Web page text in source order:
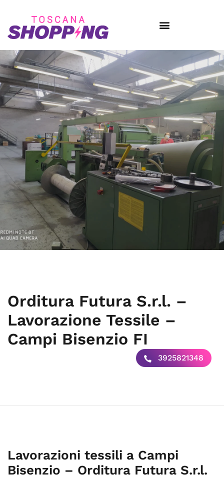
Orditura Futura S.r.l. –
Lavorazione Tessile –
Campi Bisenzio FI
3925821348
Lavorazioni tessili a Campi
Bisenzio – Orditura Futura S.r.l.